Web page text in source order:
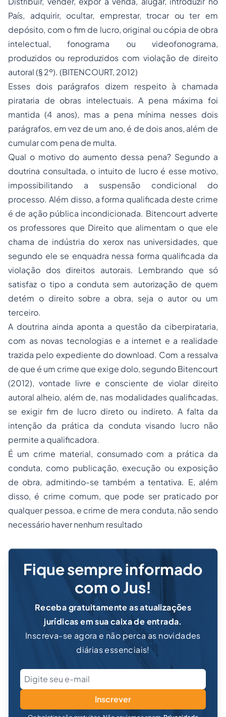
País, adquirir, ocultar, emprestar, trocar ou ter em
depósito, com o fim de lucro, original ou cópia de obra
intelectual, fonograma ou videofonograma,
produzidos ou reproduzidos com violação de direito
autoral (§ 2º). (BITENCOURT, 2012)
Esses dois parágrafos dizem respeito à chamada
pirataria de obras intelectuais. A pena máxima foi
mantida (4 anos), mas a pena mínima nesses dois
parágrafos, em vez de um ano, é de dois anos, além de
cumular com pena de multa.
Qual o motivo do aumento dessa pena? Segundo a
doutrina consultada, o intuito de lucro é esse motivo,
impossibilitando a suspensão condicional do
processo. Além disso, a forma qualificada deste crime
é de ação pública incondicionada. Bitencourt adverte
os professores que Direito que alimentam o que ele
chama de indústria do xerox nas universidades, que
segundo ele se enquadra nessa forma qualificada da
violação dos direitos autorais. Lembrando que só
satisfaz o tipo a conduta sem autorização de quem
detém o direito sobre a obra, seja o autor ou um
terceiro.
A doutrina ainda aponta a questão da ciberpirataria,
com as novas tecnologias e a internet e a realidade
trazida pelo expediente do download. Com a ressalva
de que é um crime que exige dolo, segundo Bitencourt
(2012), vontade livre e consciente de violar direito
autoral alheio, além de, nas modalidades qualificadas,
se exigir fim de lucro direto ou indireto. A falta da
intenção da prática da conduta visando lucro não
permite a qualificadora.
É um crime material, consumado com a prática da
conduta, como publicação, execução ou exposição
de obra, admitindo-se também a tentativa. E, além
disso, é crime comum, que pode ser praticado por
qualquer pessoa, e crime de mera conduta, não sendo
necessário haver nenhum resultado
Fique sempre informado
com o Jus!
Receba gratuitamente as atualizações
jurídicas em sua caixa de entrada.
Inscreva-se agora e não perca as novidades
diárias essenciais!
Inscrever